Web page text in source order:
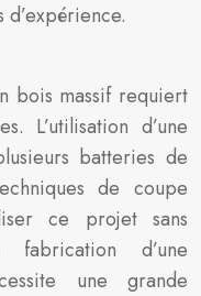
bois massif requiert
L’utilisation d’une
batteries de
de coupe
ce projet sans
d’une
une grande